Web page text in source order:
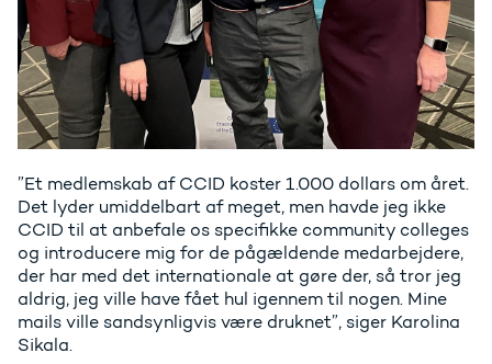
”Et medlemskab af CCID koster 1.000 dollars om året.
Det lyder umiddelbart af meget, men havde jeg ikke
CCID til at anbefale os specifikke community colleges
og introducere mig for de pågældende medarbejdere,
der har med det internationale at gøre der, så tror jeg
aldrig, jeg ville have fået hul igennem til nogen. Mine
mails ville sandsynligvis være druknet”, siger Karolina
Sikala.